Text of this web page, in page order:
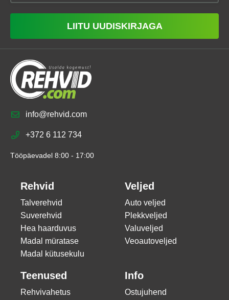
LIITU UUDISKIRJAGA
info@rehvid.com
+372 6 112 734
Tööpäevadel 8:00 - 17:00
Rehvid
Talverehvid
Suverehvid
Hea haarduvus
Madal müratase
Madal kütusekulu
Veljed
Auto veljed
Plekkveljed
Valuveljed
Veoautoveljed
Teenused
Rehvivahetus
Info
Ostujuhend